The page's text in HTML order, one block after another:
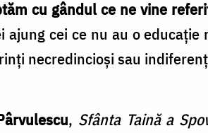
cu gândul ce ne vine
ajung cei ce nu au o
necredincioși sau
, Sfânta Taină a